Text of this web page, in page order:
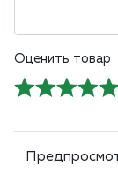
Оценить товар